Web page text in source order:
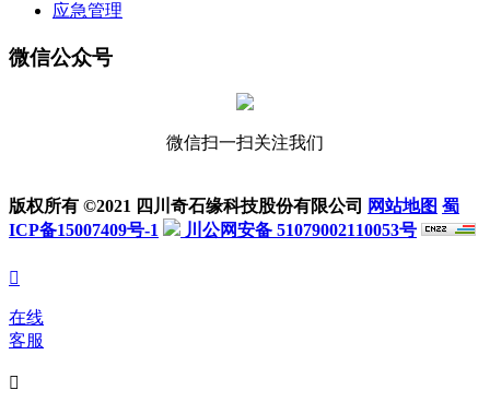
应急管理
微信公众号
微信扫一扫关注我们
版权所有 ©2021 四川奇石缘科技股份有限公司 网站地图 蜀
ICP备15007409号-1
川公网安备 51079002110053号

在线
客服
